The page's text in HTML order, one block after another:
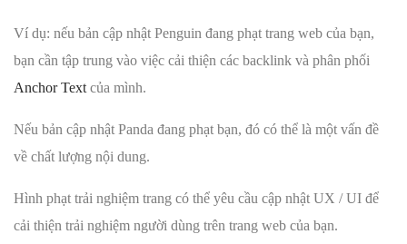
Ví dụ: nếu bản cập nhật Penguin đang phạt trang web của bạn,
bạn cần tập trung vào việc cải thiện các backlink và phân phối
Anchor Text của mình.
Nếu bản cập nhật Panda đang phạt bạn, đó có thể là một vấn đề
về chất lượng nội dung.
Hình phạt trải nghiệm trang có thể yêu cầu cập nhật UX / UI để
cải thiện trải nghiệm người dùng trên trang web của bạn.